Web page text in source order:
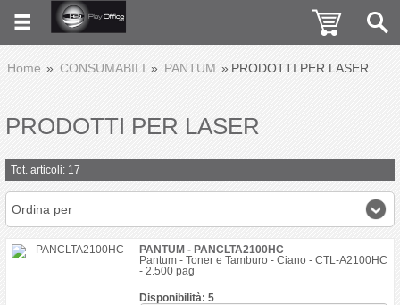
Home CONSUMABILI PANTUM PRODOTTI PER LASER
PRODOTTI PER LASER
Tot. articoli: 17
Ordina per
PANTUM - PANCLTA2100HC
Pantum - Toner e Tamburo - Ciano - CTL-A2100HC
- 2.500 pag
Disponibilità: 5